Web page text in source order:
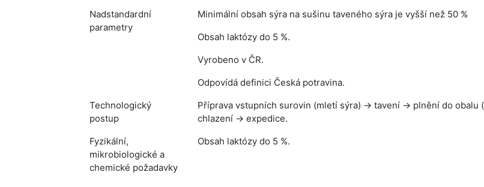
Nadstandardní
parametry
Minimální obsah sýra na sušinu taveného sýra je vyšší než 50 %
Obsah laktózy do 5 %.
Vyrobeno v ČR.
Odpovídá definici Česká potravina.
Technologický
postup
Příprava vstupních surovin (mletí sýra) → tavení → plnění do
chlazení → expedice.
Fyzikální,
mikrobiologické a
chemické požadavky
Obsah laktózy do 5 %.